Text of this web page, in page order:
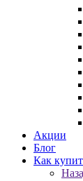
Акции
Блог
Как